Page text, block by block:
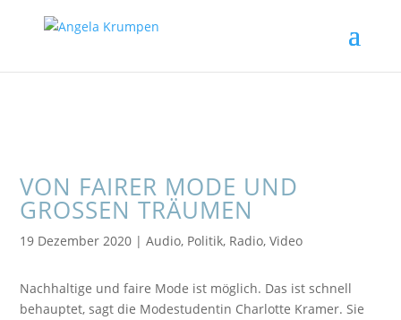
VON FAIRER MODE UND
GROSSEN TRÄUMEN
19 Dezember 2020 |Audio, Politik, Radio,Video
Nachhaltige und faire Mode ist möglich. Das ist schnell
behauptet, sagt die Modestudentin Charlotte Kramer. Sie